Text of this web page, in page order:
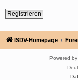
Registrieren
ISDV-Homepage
Powered by